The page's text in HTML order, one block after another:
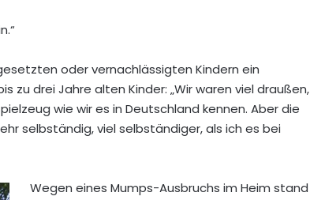
oder vernachlässigten Kindern ein
zu drei Jahre alten Kinder: „Wir waren viel draußen,
wie wir es in Deutschland kennen. Aber die
selbständig, viel selbständiger, als ich es bei
Wegen eines Mumps-Ausbruchs im Heim stand